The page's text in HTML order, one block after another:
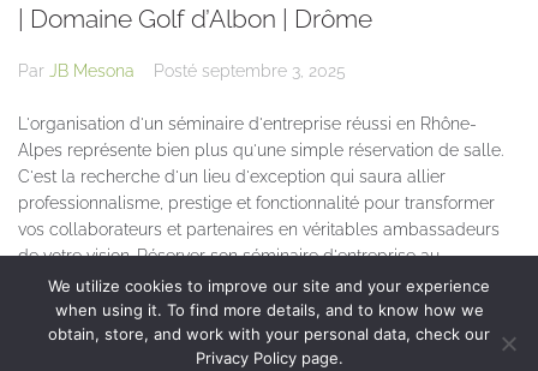
| Domaine Golf d’Albon | Drôme
Par JB Mesona Posté septembre 3, 2025
L'organisation d'un séminaire d'entreprise réussi en Rhône-
Alpes représente bien plus qu'une simple réservation de salle.
C'est la recherche d'un lieu d'exception qui saura allier
professionnalisme, prestige et fonctionnalité pour transformer
vos collaborateurs et partenaires en véritables ambassadeurs
de votre vision. Réserver son séminaire d'entreprise au...
We utilize cookies to improve our site and your experience
when using it. To find more details, and to know how we
obtain, store, and work with your personal data, check our
Privacy Policy page.